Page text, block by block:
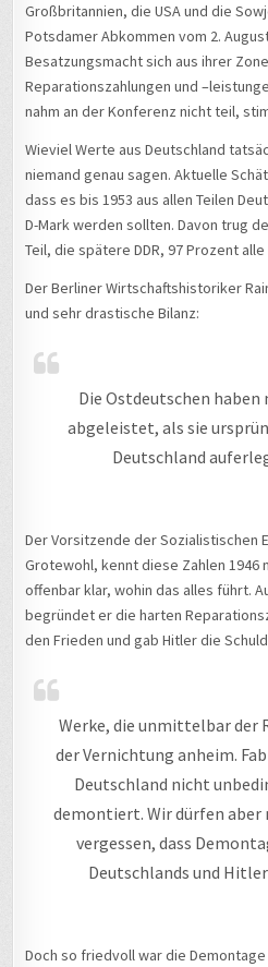
Großbritannien, die USA und die
Potsdamer Abkommen vom 2.
Besatzungsmacht sich aus ihrer
Reparationszahlungen und
nahm an der Konferenz nicht teil,
Wieviel Werte aus Deutschland
niemand genau sagen. Aktuelle
dass es bis 1953 aus allen Teilen
D-Mark werden sollten. Davon trug
Teil, die spätere DDR, 97 Prozent
Der Berliner Wirtschaftshistoriker
und sehr drastische Bilanz:
Die Ostdeutschen
abgeleistet, als sie
Deutschland
Der Vorsitzende der Sozialistischen
Grotewohl, kennt diese Zahlen 1946
offenbar klar, wohin das alles führt.
begründet er die harten
den Frieden und gab Hitler die
Werke, die unmittelbar der
der Vernichtung anheim.
Deutschland nicht
demontiert. Wir dürfen aber
vergessen, dass
Deutschlands und
Doch so friedvoll war die